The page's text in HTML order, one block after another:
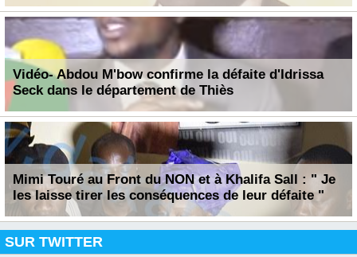
Vidéo- Abdou M'bow confirme la défaite d'Idrissa
Seck dans le département de Thiès
Mimi Touré au Front du NON et à Khalifa Sall : " Je
les laisse tirer les conséquences de leur défaite "
SUR TWITTER